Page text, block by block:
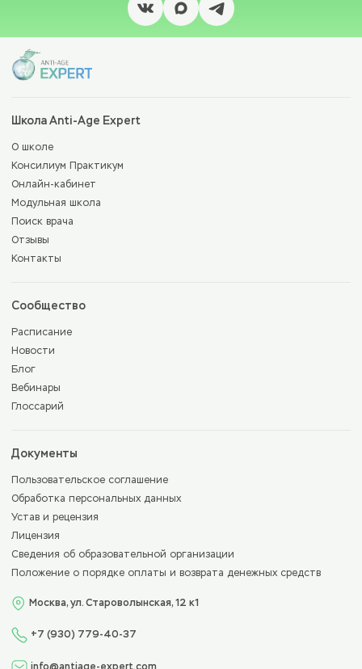
Школа Anti-Age Expert
О школе
Консилиум Практикум
Онлайн-кабинет
Модульная школа
Поиск врача
Отзывы
Контакты
Сообщество
Расписание
Новости
Блог
Вебинары
Глоссарий
Документы
Пользовательское соглашение
Обработка персональных данных
Устав и рецензия
Лицензия
Сведения об образовательной организации
Положение о порядке оплаты и возврата денежных средств
Москва, ул. Староволынская, 12 к1
+7 (930) 779-40-37